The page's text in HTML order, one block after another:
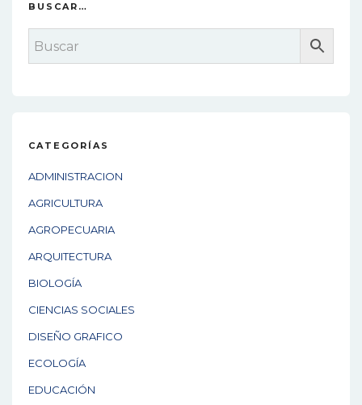
BUSCAR…
CATEGORÍAS
ADMINISTRACION
AGRICULTURA
AGROPECUARIA
ARQUITECTURA
BIOLOGÍA
CIENCIAS SOCIALES
DISEÑO GRAFICO
ECOLOGÍA
EDUCACIÓN